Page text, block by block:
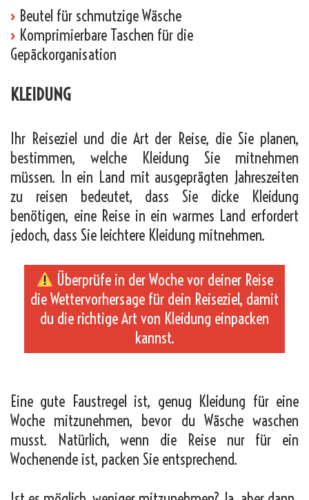
› Beutel für schmutzige Wäsche
› Komprimierbare Taschen für die
Gepäckorganisation
KLEIDUNG
Ihr Reiseziel und die Art der Reise, die Sie planen,
bestimmen, welche Kleidung Sie mitnehmen
müssen. In ein Land mit ausgeprägten Jahreszeiten
zu reisen bedeutet, dass Sie dicke Kleidung
benötigen, eine Reise in ein warmes Land erfordert
jedoch, dass Sie leichtere Kleidung mitnehmen.
Überprüfe in der Woche vor deiner Reise
die Wettervorhersage für dein Reiseziel, damit
du die richtige Art von Kleidung einpacken
kannst.
Eine gute Faustregel ist, genug Kleidung für eine
Woche mitzunehmen, bevor du Wäsche waschen
musst. Natürlich, wenn die Reise nur für ein
Wochenende ist, packen Sie entsprechend.